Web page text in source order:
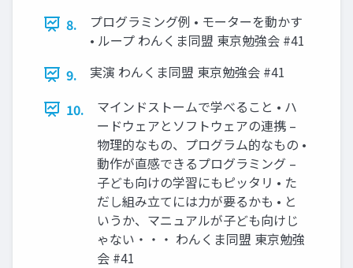
8.
プログラミング例 • モーターを動かす
• ループ わんくま同盟 東京勉強会 #41
9.
実演 わんくま同盟 東京勉強会 #41
10.
マインドストームで学べること • ハ
ードウェアとソフトウェアの連携 –
物理的なもの、プログラム的なもの •
動作が直感できるプログラミング –
子ども向けの学習にもピッタリ • た
だし組み立てには力が要るかも • と
いうか、マニュアルが子ども向けじ
ゃない・・・ わんくま同盟 東京勉強
会 #41